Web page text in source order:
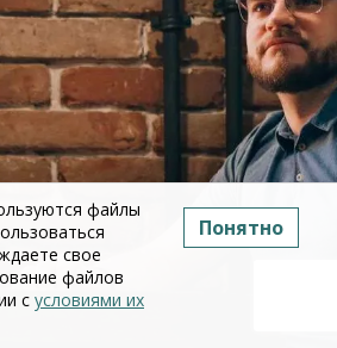
файлы
свое
файлов
с условиями их
Понятно